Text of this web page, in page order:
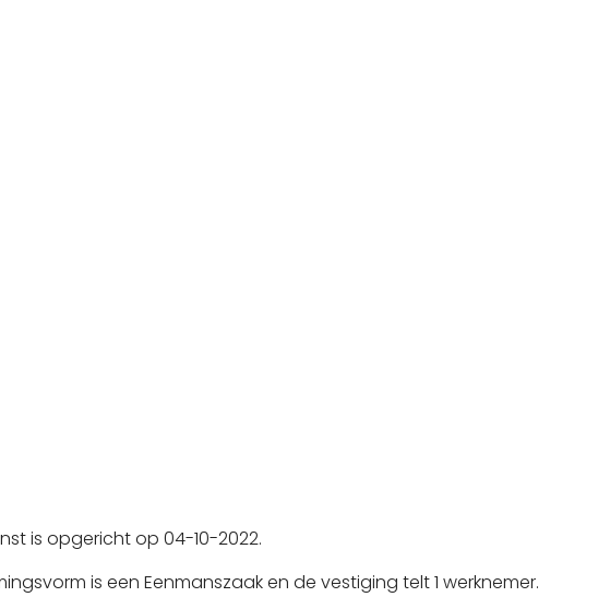
is opgericht op 04-10-2022.
is een Eenmanszaak en de vestiging telt 1 werknemer.